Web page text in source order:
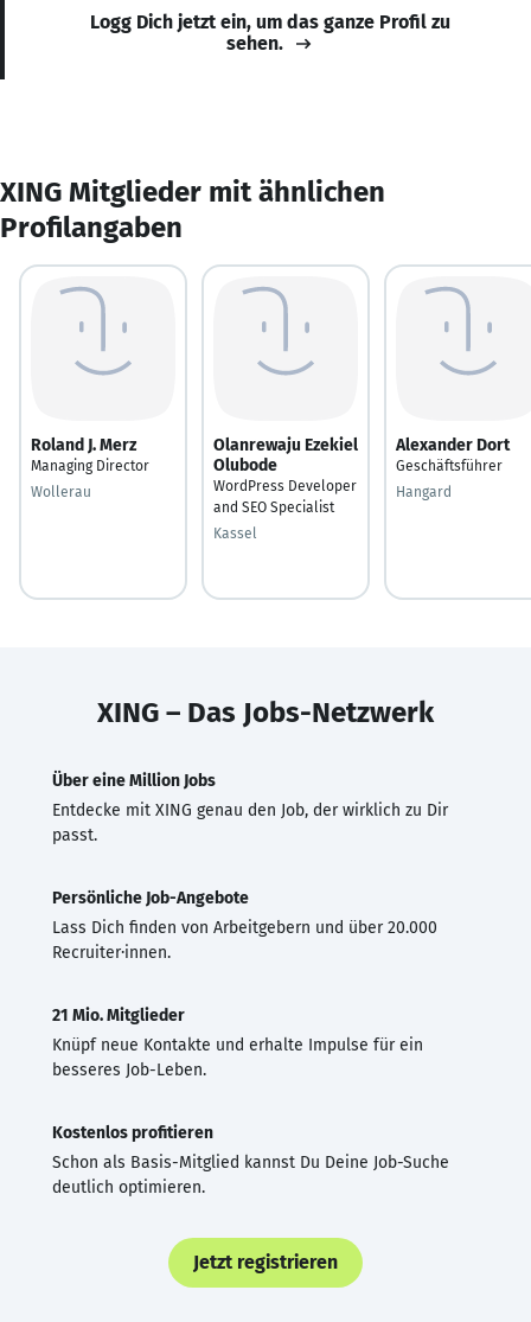
Logg Dich jetzt ein, um das ganze Profil zu
sehen.
XING Mitglieder mit ähnlichen
Profilangaben
Roland J. Merz
Managing Director
Wollerau
Olanrewaju Ezekiel
Olubode
WordPress Developer
and SEO Specialist
Kassel
Alexander Dort
Geschäftsführer
Hangard
XING – Das Jobs-Netzwerk
Über eine Million Jobs
Entdecke mit XING genau den Job, der wirklich zu Dir
passt.
Persönliche Job-Angebote
Lass Dich finden von Arbeitgebern und über 20.000
Recruiter·innen.
21 Mio. Mitglieder
Knüpf neue Kontakte und erhalte Impulse für ein
besseres Job-Leben.
Kostenlos profitieren
Schon als Basis-Mitglied kannst Du Deine Job-Suche
deutlich optimieren.
Jetzt registrieren